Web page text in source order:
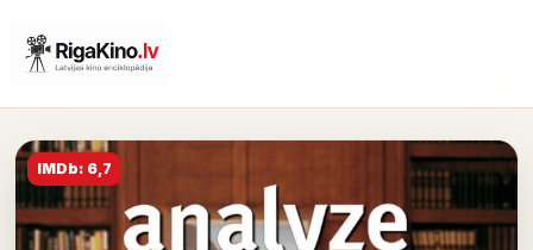
IMDb: 6,7